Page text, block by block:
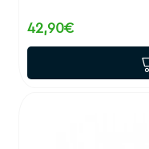
42,90€